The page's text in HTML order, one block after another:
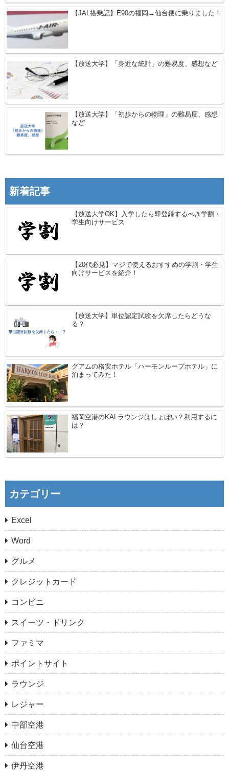
【JAL搭乗記】E90の福岡→仙台便に乗りました！
【放送大学】「身近な統計」の難易度、感想など
【放送大学】「初歩からの物理」の難易度、感想
など
新着記事
【放送大学OK】入学したら即登録するべき学割・
学生向けサービス
【20代必見】マジで使えるおすすめの学割・学生
向けサービスを紹介！
【放送大学】単位認定試験を欠席したらどうな
る？
グアムの格安ホテル「ハーモンループホテル」に
泊まってみた！
福岡空港のKALラウンジはしょぼい？利用するに
は？
カテゴリー
Excel
Word
グルメ
クレジットカード
コンビニ
スイーツ・ドリンク
ファミマ
ポイントサイト
ラウンジ
レジャー
中部空港
仙台空港
伊丹空港